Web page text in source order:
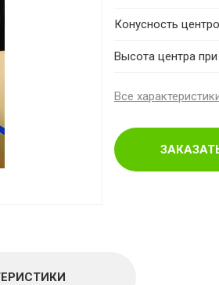
Конусность
Высота центра
Все